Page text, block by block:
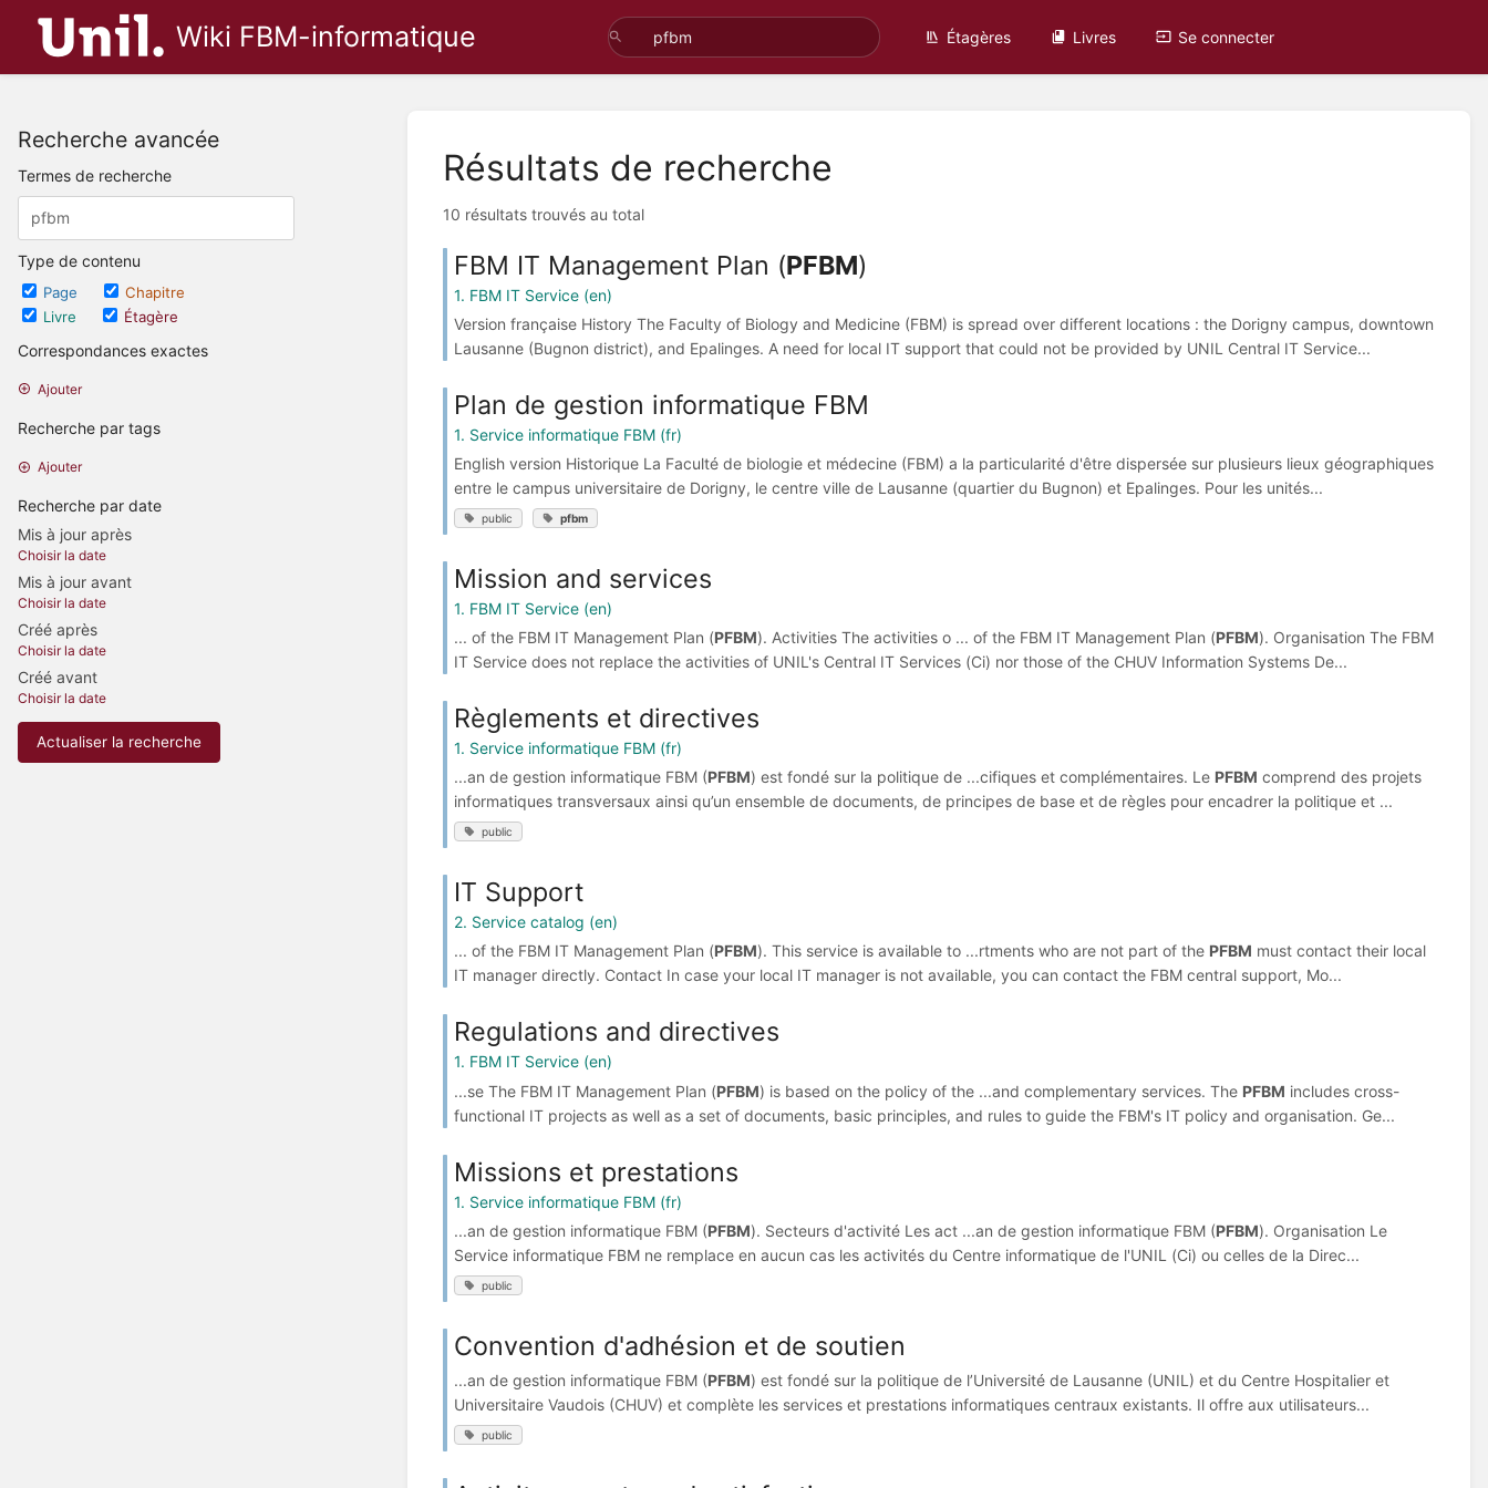
Wiki FBM-informatique Étagères Livres Se connecter
Recherche avancée
Termes de recherche
Type de contenu
Page
Chapitre
Livre
Étagère
Correspondances exactes
Ajouter
Recherche par tags
Ajouter
Recherche par date
Mis à jour après
Choisir la date
Mis à jour avant
Choisir la date
Créé après
Choisir la date
Créé avant
Choisir la date
Actualiser la recherche
Résultats de recherche
10 résultats trouvés au total
FBM IT Management Plan (PFBM)
1. FBM IT Service (en)
Version française History The Faculty of Biology and Medicine (FBM) is spread over different locations : the Dorigny campus, downtown
Lausanne (Bugnon district), and Epalinges. A need for local IT support that could not be provided by UNIL Central IT Service...
Plan de gestion informatique FBM
1. Service informatique FBM (fr)
English version Historique La Faculté de biologie et médecine (FBM) a la particularité d'être dispersée sur plusieurs lieux géographiques
entre le campus universitaire de Dorigny, le centre ville de Lausanne (quartier du Bugnon) et Epalinges. Pour les unités...
public pfbm
Mission and services
1. FBM IT Service (en)
... of the FBM IT Management Plan (PFBM). Activities The activities o ... of the FBM IT Management Plan (PFBM). Organisation The FBM
IT Service does not replace the activities of UNIL's Central IT Services (Ci) nor those of the CHUV Information Systems De...
Règlements et directives
1. Service informatique FBM (fr)
...an de gestion informatique FBM (PFBM) est fondé sur la politique de ...cifiques et complémentaires. Le PFBM comprend des projets
informatiques transversaux ainsi qu’un ensemble de documents, de principes de base et de règles pour encadrer la politique et ...
public
IT Support
2. Service catalog (en)
... of the FBM IT Management Plan (PFBM). This service is available to ...rtments who are not part of the PFBM must contact their local
IT manager directly. Contact In case your local IT manager is not available, you can contact the FBM central support, Mo...
Regulations and directives
1. FBM IT Service (en)
...se The FBM IT Management Plan (PFBM) is based on the policy of the ...and complementary services. The PFBM includes cross-
functional IT projects as well as a set of documents, basic principles, and rules to guide the FBM's IT policy and organisation. Ge...
Missions et prestations
1. Service informatique FBM (fr)
...an de gestion informatique FBM (PFBM). Secteurs d'activité Les act ...an de gestion informatique FBM (PFBM). Organisation Le
Service informatique FBM ne remplace en aucun cas les activités du Centre informatique de l'UNIL (Ci) ou celles de la Direc...
public
Convention d'adhésion et de soutien
...an de gestion informatique FBM (PFBM) est fondé sur la politique de l’Université de Lausanne (UNIL) et du Centre Hospitalier et
Universitaire Vaudois (CHUV) et complète les services et prestations informatiques centraux existants. Il offre aux utilisateurs...
public